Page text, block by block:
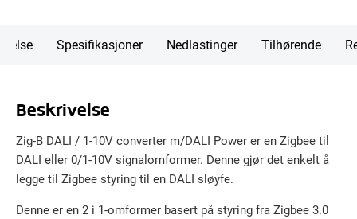
Spesifikasjoner Nedlastinger Tilhørende
Beskrivelse
Zig-B DALI / 1-10V converter m/DALI Power er en Zigbee til
DALI eller 0/1-10V signalomformer. Denne gjør det enkelt å
legge til Zigbee styring til en DALI sløyfe.
Denne er en 2 i 1-omformer basert på styring fra Zigbee 3.0